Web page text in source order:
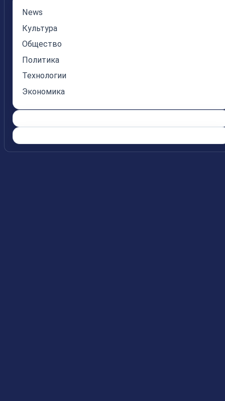
News
Культура
Общество
Политика
Технологии
Экономика